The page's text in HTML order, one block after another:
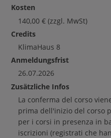
Kosten
140,00 € (zzgl. MwSt)
Credits
KlimaHaus 8
Anmeldungsfrist
26.07.2026
Zusätzliche Infos
La conferma del corso
prima dell'inizio del corso
per i corsi in presenza in
iscrizioni (registrati che